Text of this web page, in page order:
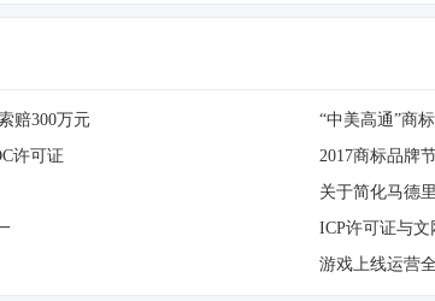
赔300万元
“中美高通”商
许可证
2017商标品牌
关于简化马德
ICP许可证与
游戏上线运营